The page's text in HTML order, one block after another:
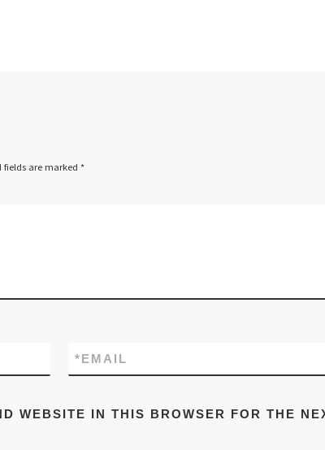
fields are marked *
EMAIL
*
WEBSITE IN THIS BROWSER FOR THE